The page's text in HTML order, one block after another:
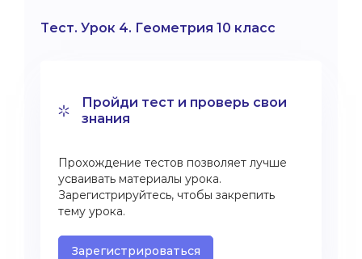
Тест. Урок 4. Геометрия 10 класс
Пройди тест и проверь свои
знания
Прохождение тестов позволяет лучше
усваивать материалы урока.
Зарегистрируйтесь, чтобы закрепить
тему урока.
Зарегистрироваться